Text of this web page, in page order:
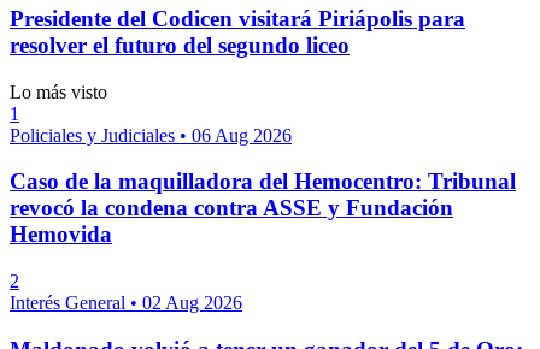
Presidente del Codicen visitará Piriápolis para
resolver el futuro del segundo liceo
Lo más visto
1
Policiales y Judiciales • 06 Aug 2026
Caso de la maquilladora del Hemocentro: Tribunal
revocó la condena contra ASSE y Fundación
Hemovida
2
Interés General • 02 Aug 2026